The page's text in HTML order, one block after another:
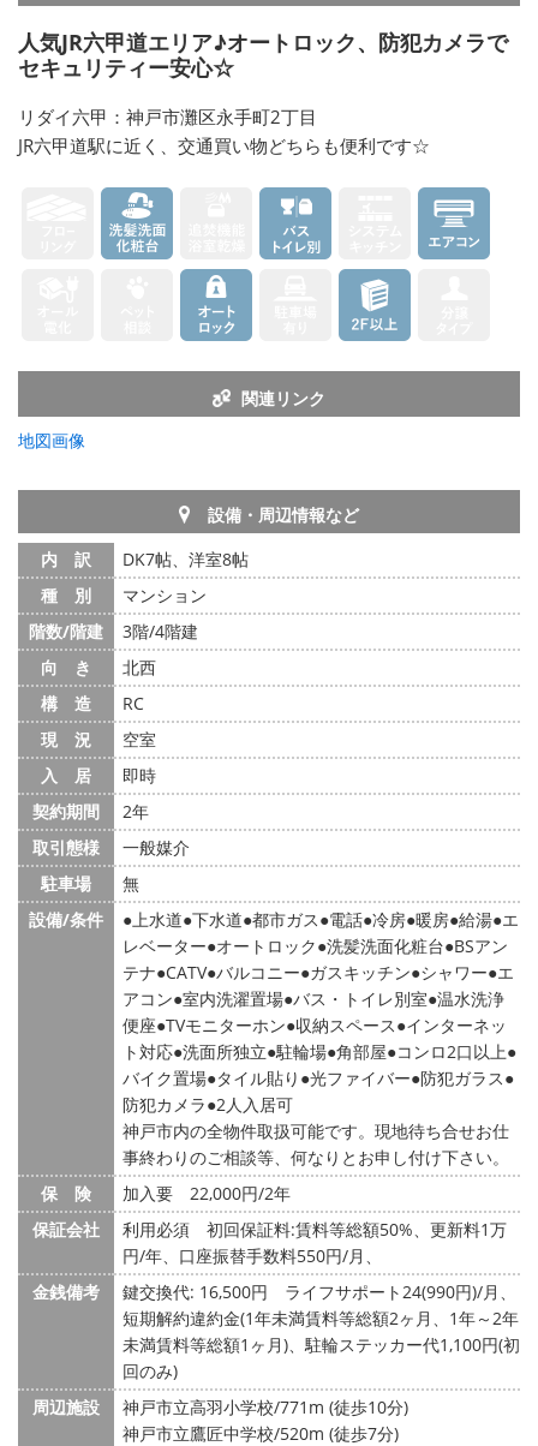
人気JR六甲道エリア♪オートロック、防犯カメラで
セキュリティー安心☆
リダイ六甲：神戸市灘区永手町2丁目
JR六甲道駅に近く、交通買い物どちらも便利です☆
関連リンク
地図画像
設備・周辺情報など
内 訳
DK7帖、洋室8帖
種 別
マンション
階数/階建
3階/4階建
向 き
北西
構 造
RC
現 況
空室
入 居
即時
契約期間
2年
取引態様
一般媒介
駐車場
無
設備/条件
上水道 下水道 都市ガス 電話 冷房 暖房 給湯 エ
レベーター オートロック 洗髪洗面化粧台 BSアン
テナ CATV バルコニー ガスキッチン シャワー エ
アコン 室内洗濯置場 バス・トイレ別室 温水洗浄
便座 TVモニターホン 収納スペース インターネッ
ト対応 洗面所独立 駐輪場 角部屋 コンロ2口以上
バイク置場 タイル貼り 光ファイバー 防犯ガラス
防犯カメラ 2人入居可
神戸市内の全物件取扱可能です。現地待ち合せお仕
事終わりのご相談等、何なりとお申し付け下さい。
保 険
加入要 22,000円/2年
保証会社
利用必須 初回保証料:賃料等総額50%、更新料1万
円/年、口座振替手数料550円/月、
金銭備考
鍵交換代: 16,500円
ライフサポート24(990円)/月、
短期解約違約金(1年未満賃料等総額2ヶ月、1年～2年
未満賃料等総額1ヶ月)、駐輪ステッカー代1,100円(初
回のみ)
周辺施設
神戸市立高羽小学校/771m (徒歩10分)
神戸市立鷹匠中学校/520m (徒歩7分)